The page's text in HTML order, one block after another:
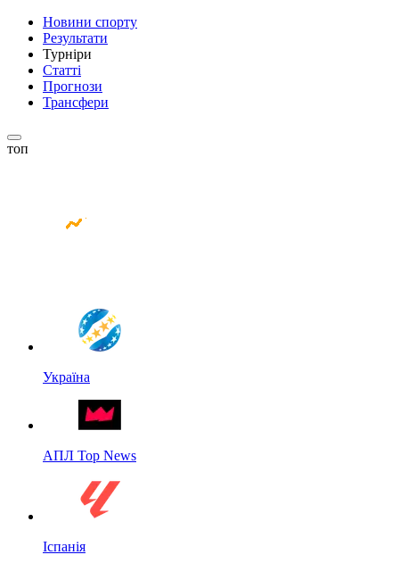
Новини спорту
Результати
Турніри
Статті
Прогнози
Трансфери
топ
Україна
АПЛ Top News
Іспанія